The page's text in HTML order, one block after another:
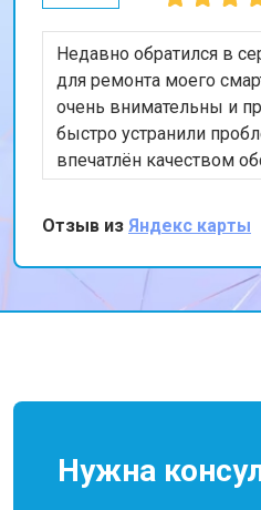
Недавно обратился в
для ремонта моего
очень внимательны и
быстро устранили
впечатлён качеством
скоростью
теперь работает
отличную работу!
Отзыв из Яндекс карты
Нужна